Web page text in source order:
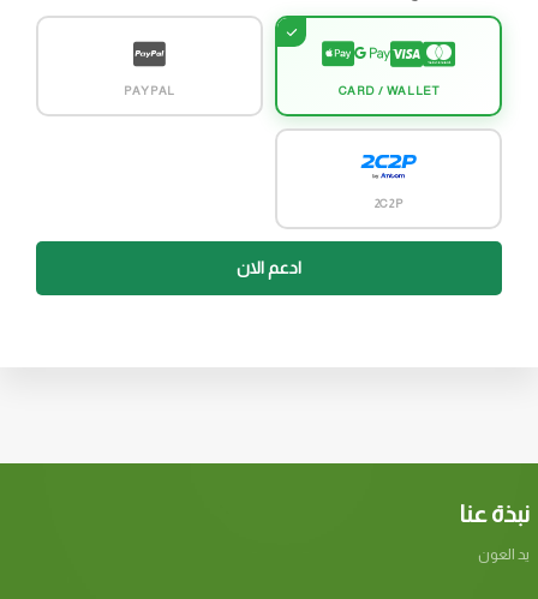
CARD / WALLET
PAYPAL
2C2P
ادعم الان
نبذة عنا
يد العون